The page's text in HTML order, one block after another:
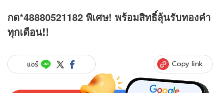
กด*48880521182 พิเศษ! พร้อมสิทธิ์ลุ้นรับทองคำ
ทุกเดือน!!
แชร์ Copy link